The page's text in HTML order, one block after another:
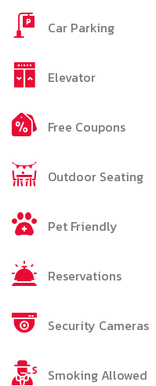
Car Parking
Elevator
Free Coupons
Outdoor Seating
Pet Friendly
Reservations
Security Cameras
Smoking Allowed